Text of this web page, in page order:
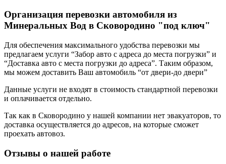
Организация перевозки автомобиля из
Минеральных Вод в Сковородино "под ключ"
Для обеспечения максимального удобства перевозки мы
предлагаем услуги “Забор авто с адреса до места погрузки” и
“Доставка авто с места погрузки до адреса”. Таким образом,
мы можем доставить Ваш автомобиль “от двери-до двери”
Данные услуги не входят в стоимость стандартной перевозки
и оплачивается отдельно.
Так как в Сковородино у нашей компании нет эвакуаторов, то
доставка осуществляется до адресов, на которые сможет
проехать автовоз.
Отзывы о нашей работе